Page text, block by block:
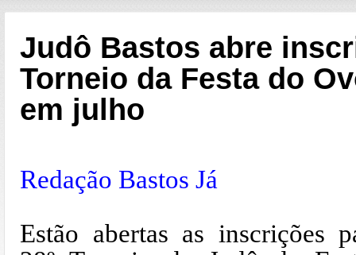
Judô Bastos abre
Torneio da Festa do
em julho
Redação Bastos Já
Estão abertas as inscrições